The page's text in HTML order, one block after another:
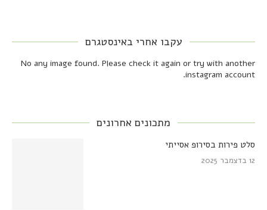
עקבו אחרי באינסטגרם
No any image found. Please check it again or try with another
instagram account.
מתכונים אחרונים
סלט פירות בסירופ אסייתי
12 בדצמבר 2025